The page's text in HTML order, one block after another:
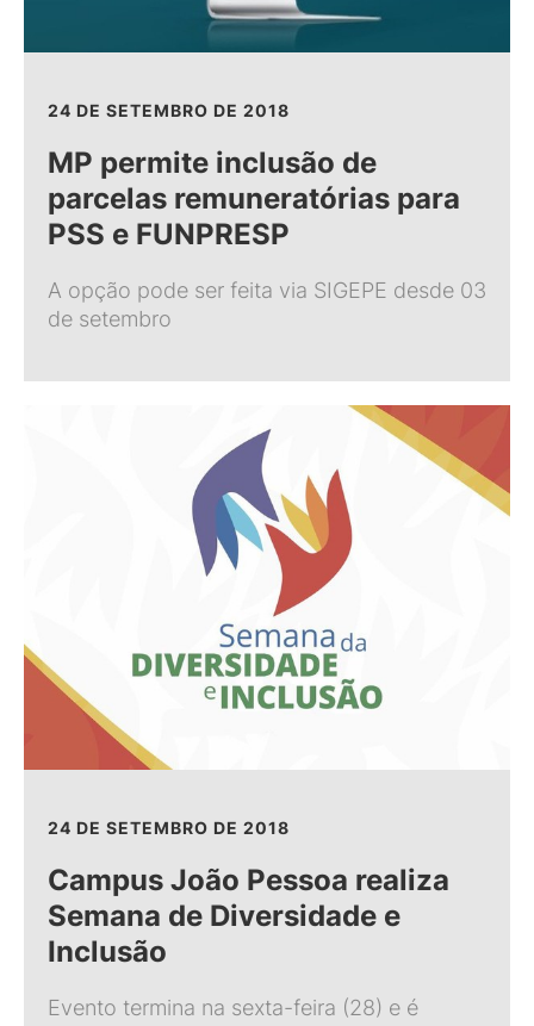
24 DE SETEMBRO DE 2018
MP permite inclusão de
parcelas remuneratórias para
PSS e FUNPRESP
A opção pode ser feita via SIGEPE desde 03
de setembro
24 DE SETEMBRO DE 2018
Campus João Pessoa realiza
Semana de Diversidade e
Inclusão
Evento termina na sexta-feira (28) e é